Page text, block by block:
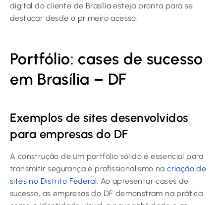
digital do cliente de Brasília esteja pronta para se
destacar desde o primeiro acesso.
Portfólio: cases de sucesso
em Brasília – DF
Exemplos de sites desenvolvidos
para empresas do DF
A construção de um portfólio sólido é essencial para
transmitir segurança e profissionalismo nacriação de
sites no Distrito Federal . Ao apresentar cases de
sucesso, as empresas do DF demonstram na prática